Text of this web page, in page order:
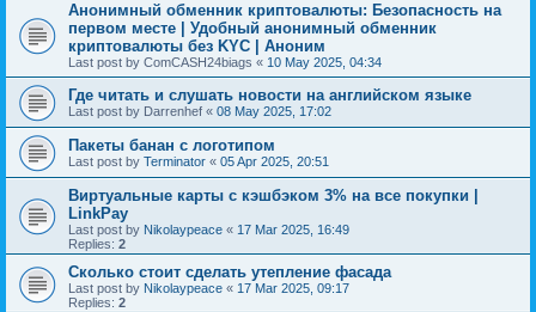
Анонимный обменник криптовалюты: Безопасность на
первом месте | Удобный анонимный обменник
криптовалюты без KYC | Аноним
Last post by ComCASH24biags « 10 May 2025, 04:34
Где читать и слушать новости на английском языке
Last post by Darrenhef « 08 May 2025, 17:02
Пакеты банан с логотипом
Last post by Terminator « 05 Apr 2025, 20:51
Виртуальные карты с кэшбэком 3% на все покупки |
LinkPay
Last post by Nikolaypeace « 17 Mar 2025, 16:49
Replies: 2
Сколько стоит сделать утепление фасада
Last post by Nikolaypeace « 17 Mar 2025, 09:17
Replies: 2